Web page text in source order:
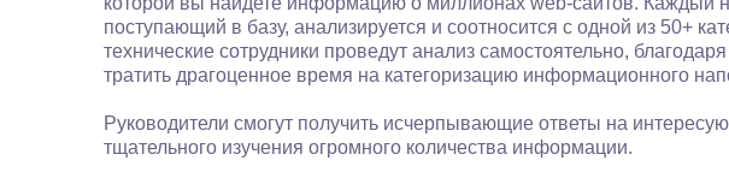
поступающий в базу, анализируется и соотносится с одной из 50+
технические сотрудники проведут анализ самостоятельно,
тратить драгоценное время на категоризацию информационного
Руководители смогут получить исчерпывающие ответы на
тщательного изучения огромного количества информации.